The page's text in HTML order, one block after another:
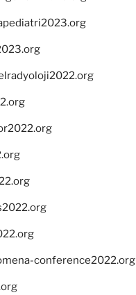
conference2022.org